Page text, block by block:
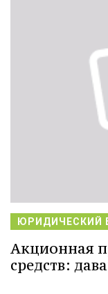
ЮРИДИЧЕСКИЙ
Акционная
средств: